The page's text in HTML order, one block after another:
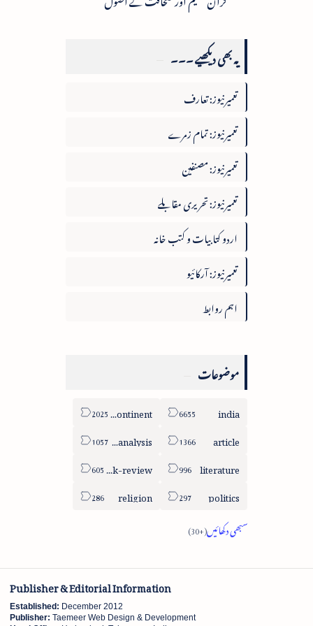
یہ بھی دیکھیے ۔۔۔
تعمیرنیوز: تعارف
تعمیرنیوز: تمام زمرے
تعمیرنیوز: مصنفین
تعمیرنیوز: تحریری مقابلے
اردو کتابیات و کتب خانہ
تعمیرنیوز: آرکائیو
اہم روابط
موضوعات
india
sub-continent
article
column-analysis
literature
book-review
politics
religion
Publisher & Editorial Information
Established: December 2012
Publisher: Taemeer Web Design & Development